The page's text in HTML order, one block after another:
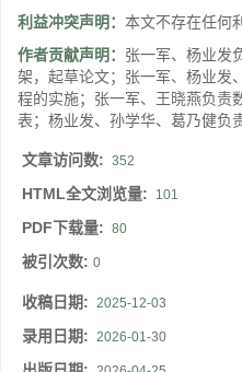
利益冲突声明： 本文不存在任何
作者贡献声明： 张一军、杨业发
架，起草论文；张一军、杨业发
程的实施；张一军、王晓燕负责
表；杨业发、孙学华、葛乃健负
文章访问数: 352
HTML全文浏览量: 101
PDF下载量: 80
被引次数: 0
收稿日期: 2025-12-03
录用日期: 2026-01-30